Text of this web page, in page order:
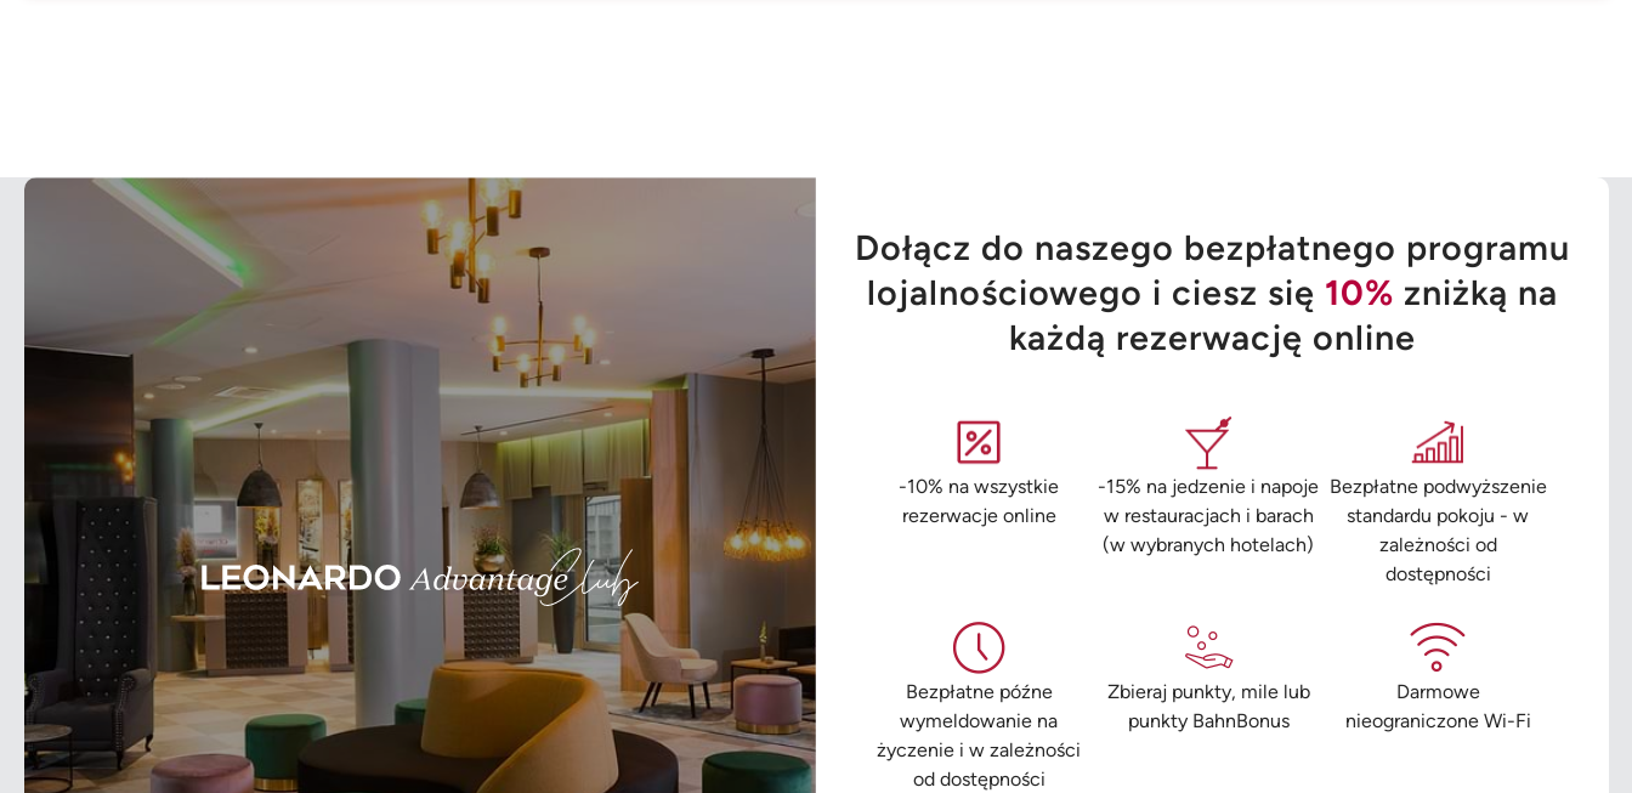
Dołącz do naszego bezpłatnego programu
lojalnościowego i ciesz się 10% zniżką na
każdą rezerwację online
-10% na wszystkie
rezerwacje online
-15% na jedzenie i napoje
w restauracjach i barach
(w wybranych hotelach)
Bezpłatne podwyższenie
standardu pokoju - w
zależności od
dostępności
Bezpłatne późne
wymeldowanie na
życzenie i w zależności
od dostępności
Zbieraj punkty, mile lub
punkty BahnBonus
Darmowe
nieograniczone Wi-Fi